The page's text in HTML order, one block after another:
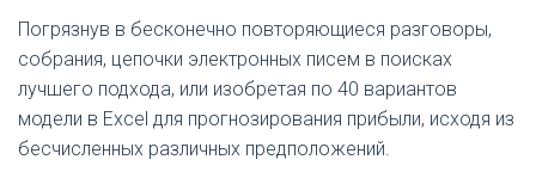
Погрязнув в бесконечно повторяющиеся разговоры,
собрания, цепочки электронных писем в поисках
лучшего подхода, или изобретая по 40 вариантов
модели в Excel для прогнозирования прибыли, исходя из
бесчисленных различных предположений.